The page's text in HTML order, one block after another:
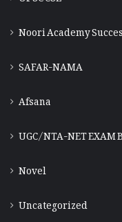
Noori Academy
SAFAR-NAMA
Afsana
UGC/NTA-NET EXAM
Novel
Uncategorized